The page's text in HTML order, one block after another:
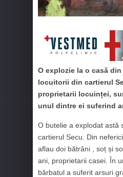
O explozie la o casă
locuitorii din cartierul
proprietarii locuinței,
unul dintre ei suferind
O butelie a explodat astă
cartierul Secu. Din
aflau doi bătrâni , soț și
ani, proprietarii casei. În
bărbatul a suferit arsuri